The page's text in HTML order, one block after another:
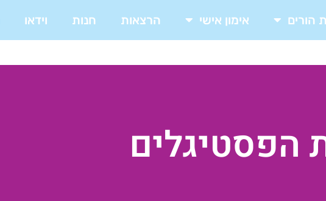
הורים אימון אישי הרצאות חנות וידאו
הפסטיגלים